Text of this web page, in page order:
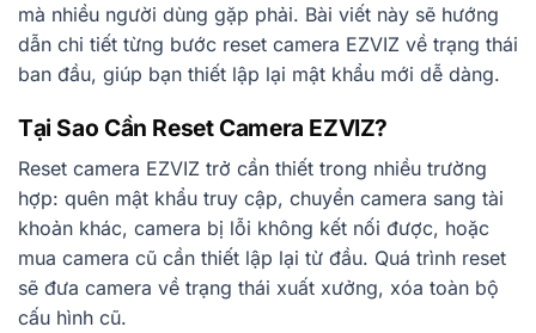
mà nhiều người dùng gặp phải. Bài viết này sẽ hướng
dẫn chi tiết từng bước reset camera EZVIZ về trạng thái
ban đầu, giúp bạn thiết lập lại mật khẩu mới dễ dàng.
Tại Sao Cần Reset Camera EZVIZ?
Reset camera EZVIZ trở cần thiết trong nhiều trường
hợp: quên mật khẩu truy cập, chuyển camera sang tài
khoản khác, camera bị lỗi không kết nối được, hoặc
mua camera cũ cần thiết lập lại từ đầu. Quá trình reset
sẽ đưa camera về trạng thái xuất xưởng, xóa toàn bộ
cấu hình cũ.